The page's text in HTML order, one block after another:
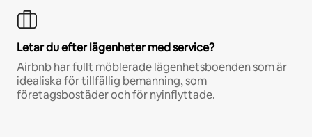
Letar du efter lägenheter med service?
Airbnb har fullt möblerade lägenhetsboenden som är
idealiska för tillfällig bemanning, som
företagsbostäder och för nyinflyttade.